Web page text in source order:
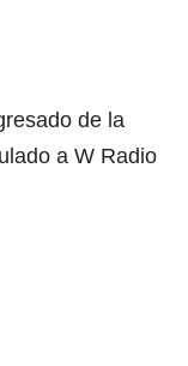
de la
a W Radio